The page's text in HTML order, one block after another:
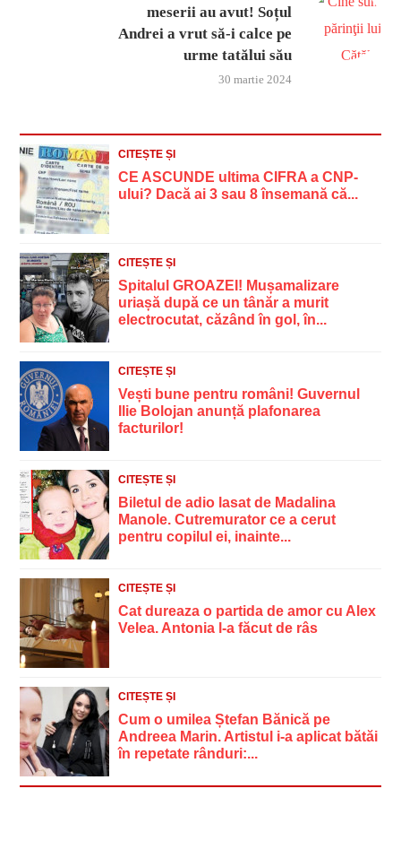
meserii au avut! Soțul
Andrei a vrut să-i calce pe
urme tatălui său
30 martie 2024
CITEȘTE ȘI
CE ASCUNDE ultima CIFRA a CNP-
ului? Dacă ai 3 sau 8 însemană că...
CITEȘTE ȘI
Spitalul GROAZEI! Mușamalizare
uriașă după ce un tânăr a murit
electrocutat, căzând în gol, în...
CITEȘTE ȘI
Vești bune pentru români! Guvernul
Ilie Bolojan anunță plafonarea
facturilor!
CITEȘTE ȘI
Biletul de adio lasat de Madalina
Manole. Cutremurator ce a cerut
pentru copilul ei, inainte...
CITEȘTE ȘI
Cat dureaza o partida de amor cu Alex
Velea. Antonia l-a făcut de râs
CITEȘTE ȘI
Cum o umilea Ștefan Bănică pe
Andreea Marin. Artistul i-a aplicat bătăi
în repetate rânduri:...